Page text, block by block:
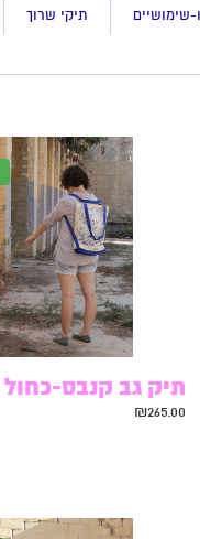
שימושיים תיקי שרוך
תיק גב קנבס-כחול
₪265.00